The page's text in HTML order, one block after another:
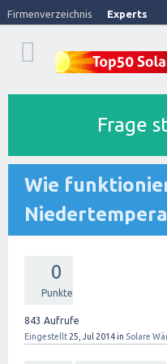
Firmenverzeichnis Experts
Frage
Wie
0
Punkte
843 Aufrufe
Eingestellt 25, Jul 2014in Solare